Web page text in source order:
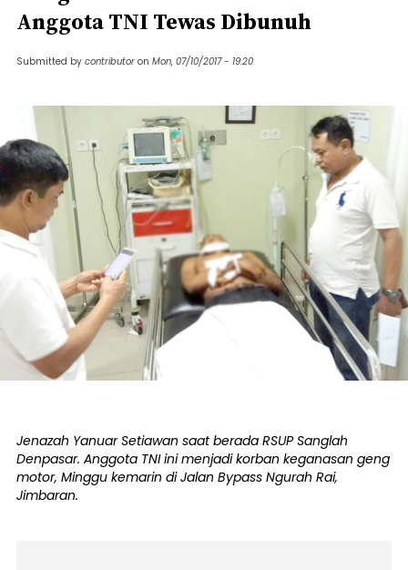
Anggota TNI Tewas Dibunuh
Submitted by contributor on Mon, 07/10/2017 - 19:20
Jenazah Yanuar Setiawan saat berada RSUP Sanglah
Denpasar. Anggota TNI ini menjadi korban keganasan geng
motor, Minggu kemarin di Jalan Bypass Ngurah Rai,
Jimbaran.